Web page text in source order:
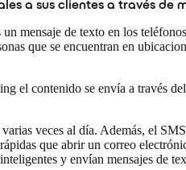
a sus clientes a través de
mensaje de texto en los
que se encuentran en
el contenido se envía a través
veces al día. Además, el
que abrir un correo
y envían mensajes de